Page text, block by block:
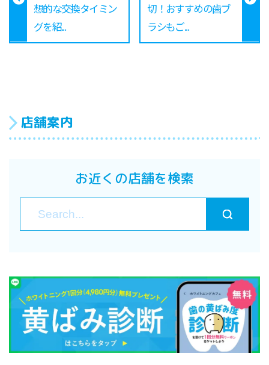
想的な交換タイミン
グを紹...
切！おすすめの歯ブ
ラシもご...
店舗案内
お近くの店舗を検索